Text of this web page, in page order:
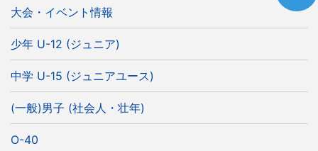
大会・イベント情報
少年 U-12 (ジュニア)
中学 U-15 (ジュニアユース)
(一般)男子 (社会人・壮年)
O-40